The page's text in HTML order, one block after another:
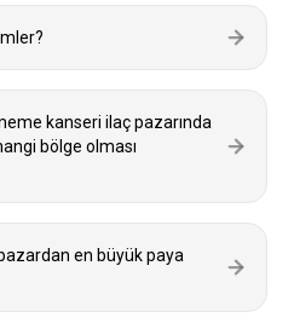
kanseri ilaç pazarında
bölge olması
en büyük paya